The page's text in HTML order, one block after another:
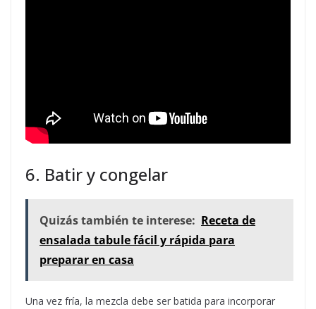
6. Batir y congelar
Quizás también te interese: Receta de
ensalada tabule fácil y rápida para
preparar en casa
Una vez fría, la mezcla debe ser batida para incorporar